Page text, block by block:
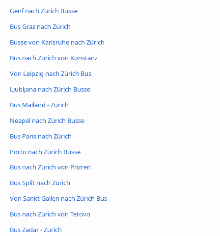
Genf nach Zürich Busse
Bus Graz nach Zürich
Busse von Karlsruhe nach Zürich
Bus nach Zürich von Konstanz
Von Leipzig nach Zürich Bus
Ljubljana nach Zürich Busse
Bus Mailand - Zürich
Neapel nach Zürich Busse
Bus Paris nach Zürich
Porto nach Zürich Busse
Bus nach Zürich von Prizren
Bus Split nach Zürich
Von Sankt Gallen nach Zürich Bus
Bus nach Zürich von Tetovo
Bus Zadar - Zürich